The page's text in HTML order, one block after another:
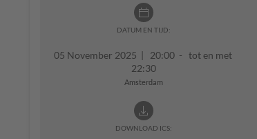
DATUM EN TIJD:
05 November 2025 | 20:00 - tot en met
22:30
Amsterdam
DOWNLOAD ICS: